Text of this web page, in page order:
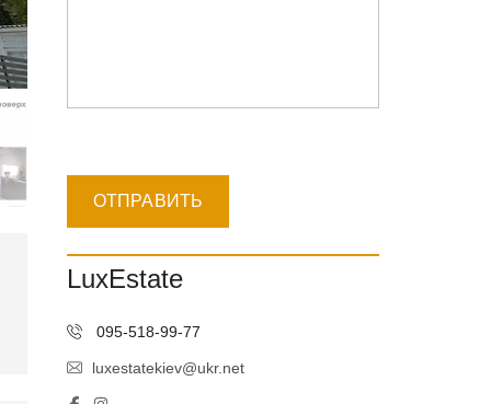
LuxEstate
095-518-99-77
luxestatekiev@ukr.net